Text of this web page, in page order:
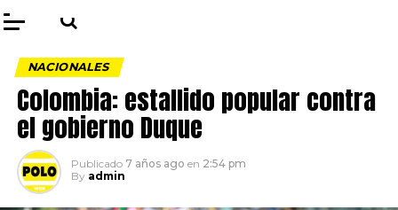
NACIONALES
Colombia: estallido popular contra
el gobierno Duque
Publicado 7 años ago en 2:54 pm
By admin